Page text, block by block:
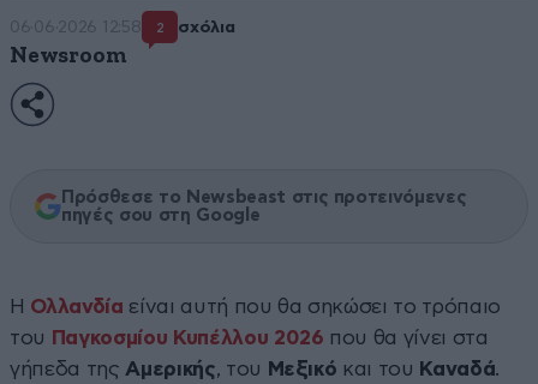
06·06·2026 12:58 2 σχόλια
Newsroom
Πρόσθεσε το Newsbeast στις προτεινόμενες
πηγές σου στη Google
Η Ολλανδία είναι αυτή που θα σηκώσει το τρόπαιο
του Παγκοσμίου Κυπέλλου 2026 που θα γίνει στα
γήπεδα της Αμερικής, του Μεξικό και του Καναδά.